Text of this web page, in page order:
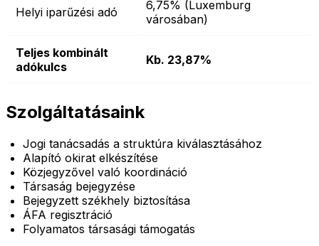
Helyi iparűzési adó
6,75% (Luxemburg
városában)
Teljes kombinált
adókulcs
Kb. 23,87%
Szolgáltatásaink
Jogi tanácsadás a struktúra kiválasztásához
Alapító okirat elkészítése
Közjegyzővel való koordináció
Társaság bejegyzése
Bejegyzett székhely biztosítása
ÁFA regisztráció
Folyamatos társasági támogatás